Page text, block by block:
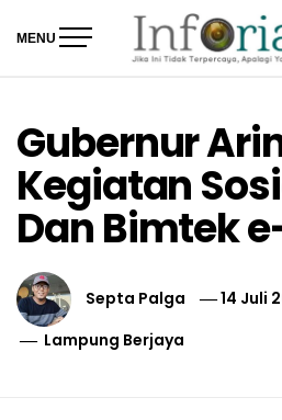
MENU
Gubernur
Kegiatan
Dan Bimtek
Septa Palga
14 Juli
Lampung Berjaya